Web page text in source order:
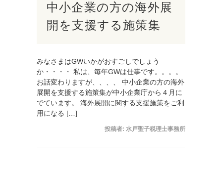
中小企業の方の海外展
開を支援する施策集
みなさまはGWいかがおすごしでしょう
か・・・・ 私は、毎年GWは仕事です。。。。
お話変わりますが、、、、 中小企業の方の海外
展開を支援する施策集が中小企業庁から４月に
でています。 海外展開に関する支援施策をご利
用になる […]
投稿者: 水戸聖子税理士事務所